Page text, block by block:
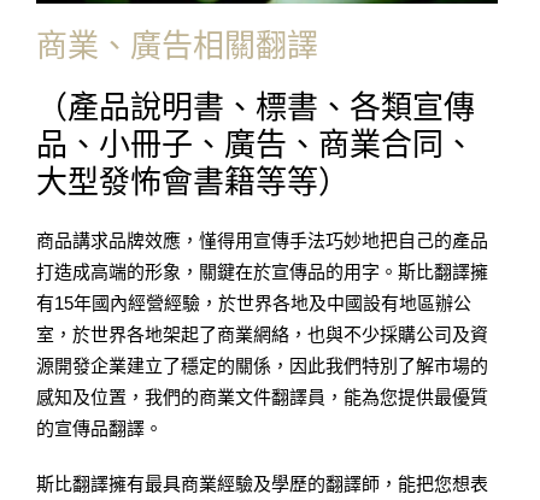
商業、廣告相關翻譯
（產品說明書、標書、各類宣傳
品、小冊子、廣告、商業合同、
大型發怖會書籍等等）
商品講求品牌效應，慬得用宣傳手法巧妙地把自己的產品
打造成高端的形象，關鍵在於宣傳品的用字。斯比翻譯擁
有15年國內經營經驗，於世界各地及中國設有地區辦公
室，於世界各地架起了商業網絡，也與不少採購公司及資
源開發企業建立了穩定的關係，因此我們特別了解市場的
感知及位置，我們的商業文件翻譯員，能為您提供最優質
的宣傳品翻譯。
斯比翻譯擁有最具商業經驗及學歷的翻譯師，能把您想表